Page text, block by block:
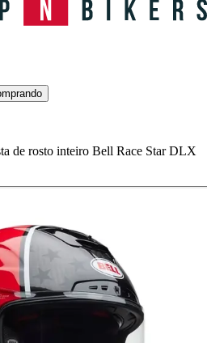
de rosto inteiro Bell Race Star DLX